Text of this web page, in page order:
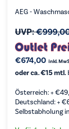
AEG -
UVP:€
€674,00 inkl.
oder ca. €15 mtl.
Österreich: +€
Deutschland: +€
Selbstabholung